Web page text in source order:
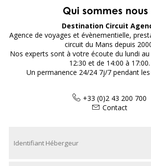
Qui sommes nous
Destination Circuit
Agence de voyages et évènementielle,
circuit du Mans depuis
Nos experts sont à votre écoute du lundi au
12:30 et de 14:00 à 17:00.
Un permanence 24/24 7j/7 pendant
+33 (0)2 43 200 700
Contact